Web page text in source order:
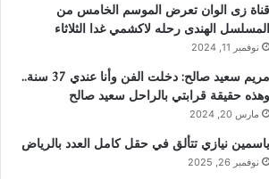
قناة زى الوان تعرض الموسم الخامس من
المسلسل الهندى رحله لاكشمي غدا الثلاثاء
نوفمبر 11, 2024
مريم سعيد صالح: دخلت الفن وأنا عندي 37 سنة..
وهذه حقيقة قرابتي بالراحل سعيد صالح
مارس 20, 2024
ياسمين نيازي تتألق في حقل كامل العدد بالرياض
نوفمبر 26, 2025